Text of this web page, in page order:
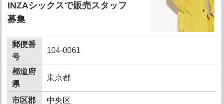
INZAシックスで販売スタッフ
募集
郵便番
号
104-0061
都道府
県
東京都
市区郡
中央区